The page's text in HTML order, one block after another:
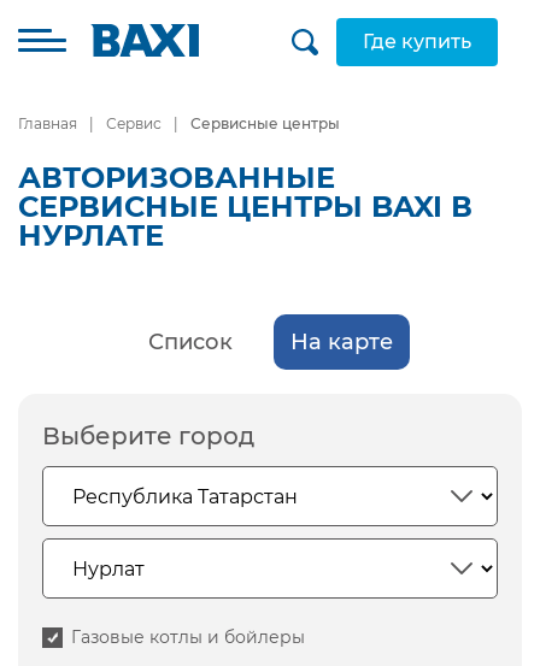
Где купить
Главная Сервис Сервисные центры
АВТОРИЗОВАННЫЕ
СЕРВИСНЫЕ ЦЕНТРЫ BAXI В
НУРЛАТЕ
Список На карте
Выберите город
Газовые котлы и бойлеры